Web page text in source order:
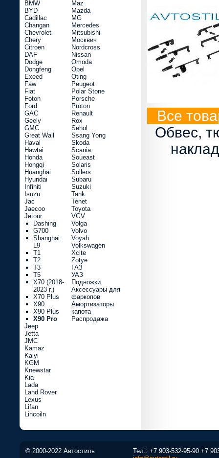
Все
Обвес,
BMW
BYD
Cadillac
Changan
Chevrolet
Chery
Citroen
DAF
Dodge
Dongfeng
Exeed
Faw
Fiat
Foton
Ford
GAC
Geely
GMC
Great Wall
Haval
Hawtai
Honda
Hongqi
Huanghai
Hyundai
Infiniti
Isuzu
Jac
Jaecoo
Jetour
Dashing
G700
Shanghai
L9
T1
T2
T3
T5
X70 (2018-
2023 г.)
X70 Plus
X90
X90 Plus
X90 Pro
Jeep
Jetta
JMC
Kamaz
Kaiyi
KGM
Knewstar
Kia
Lada
Land Rover
Lexus
Lifan
Lincoiln
Maz
Mazda
MG
Mercedes
Mitsubishi
Москвич
Nordcross
Nissan
Omoda
Opel
Oting
Peugeot
Polar Stone
Porsche
Proton
Renault
Rox
Sehol
Ssang Yong
Skoda
Scania
Soueast
Solaris
Sollers
Subaru
Suzuki
Tank
Tenet
Toyota
VGV
Volga
Volvo
Voyah
Volkswagen
Xcite
Zotye
ГАЗ
УАЗ
Подножки
Аксессуары для
фаркопов
Амортизаторы
капота
Распродажа
© 2000-2022 Автостиль Тел.: +7 903-532-95-90 +7